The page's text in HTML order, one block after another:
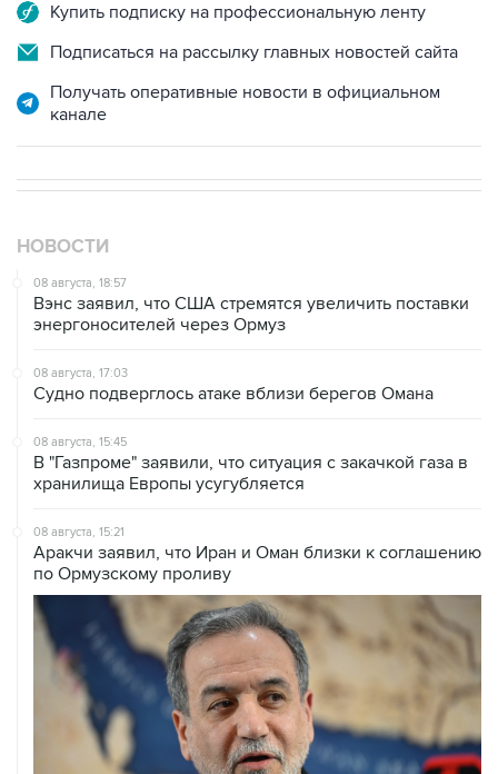
Купить подписку на профессиональную ленту
Подписаться на рассылку главных новостей сайта
Получать оперативные новости в официальном
канале
НОВОСТИ
08 августа, 18:57
Вэнс заявил, что США стремятся увеличить поставки
энергоносителей через Ормуз
08 августа, 17:03
Судно подверглось атаке вблизи берегов Омана
08 августа, 15:45
В "Газпроме" заявили, что ситуация с закачкой газа в
хранилища Европы усугубляется
08 августа, 15:21
Аракчи заявил, что Иран и Оман близки к соглашению
по Ормузскому проливу